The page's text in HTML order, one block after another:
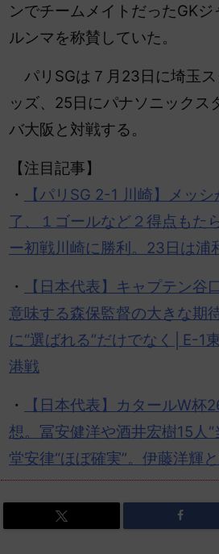
ンでチームメイトだったGK
ルンマを称賛していた。
パリSGは７月23日に埼玉
ッズ、25日にパナソニックス
バ大阪と対戦する。
【注目記事】
・
【パリSG 2-1 川崎】メッ
了、１ゴールなど２得点もた
ー初戦川崎に勝利。23日は浦
・
【日本代表】キャプテン谷
意味する森保監督の大きな期
に“選ばれる”だけでなく│E-1
港戦
・
【日本代表】カタールW杯
想。冨安健洋や酒井宏樹15人“
堂安律“ほぼ確実”。伊藤洋輝